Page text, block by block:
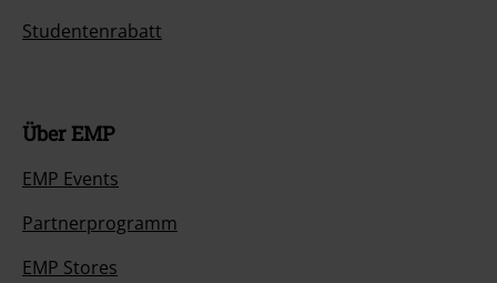
Studentenrabatt
Über EMP
EMP Events
Partnerprogramm
EMP Stores